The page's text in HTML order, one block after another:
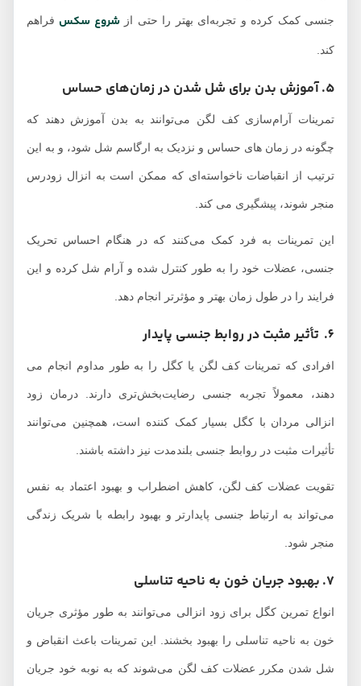
جنسی کمک کرده و تجربه‌ای بهتر را حتی ازشروع سکسفراهم
تمرینات آرام‌سازی کف لگن می‌توانند به بدن آموزش دهند که
چگونه در زمان‌ های حساس و نزدیک به ارگاسم شل شود، و به این
ترتیب از انقباضات ناخواسته‌ای که ممکن است به انزال زودرس
منجر شوند، پیشگیری می کند.
این تمرینات به فرد کمک می‌کنند که در هنگام احساس تحریک
جنسی، عضلات خود را به طور کنترل شده و آرام شل کرده و این
فرایند را در طول زمان بهتر و مؤثرتر انجام دهد.
افرادی که تمرینات کف لگن یا کگل را به طور مداوم انجام می‌
دهند، معمولاً تجربه جنسی رضایت‌بخش‌تری دارند. درمان زود
انزالی مردان با کگل بسیار کمک کننده است، همچنین می‌توانند
تأثیرات مثبت در روابط جنسی بلندمدت نیز داشته باشند.
تقویت عضلات کف لگن، کاهش اضطراب و بهبود اعتماد به نفس
می‌تواند به ارتباط جنسی پایدارتر و بهبود رابطه با شریک زندگی
منجر شود.
انواع تمرین کگل برای زود انزالی می‌توانند به طور مؤثری جریان
خون به ناحیه تناسلی را بهبود بخشند. این تمرینات باعث انقباض و
شل شدن مکرر عضلات کف لگن می‌شوند که به نوبه خود جریان